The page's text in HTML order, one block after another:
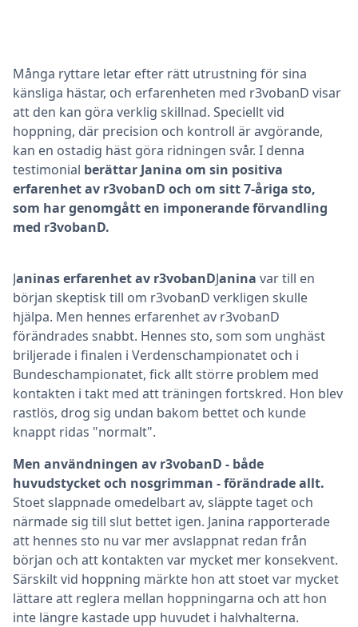
Många ryttare letar efter rätt utrustning för sina
känsliga hästar, och erfarenheten med r3vobanD visar
att den kan göra verklig skillnad. Speciellt vid
hoppning, där precision och kontroll är avgörande,
kan en ostadig häst göra ridningen svår. I denna
testimonial berättar Janina om sin positiva
erfarenhet av r3vobanD och om sitt 7-åriga sto,
som har genomgått en imponerande förvandling
med r3vobanD.
Janinas erfarenhet av r3vobanDJanina var till en
början skeptisk till om r3vobanD verkligen skulle
hjälpa. Men hennes erfarenhet av r3vobanD
förändrades snabbt. Hennes sto, som som unghäst
briljerade i finalen i Verdenschampionatet och i
Bundeschampionatet, fick allt större problem med
kontakten i takt med att träningen fortskred. Hon blev
rastlös, drog sig undan bakom bettet och kunde
knappt ridas "normalt".
Men användningen av r3vobanD - både
huvudstycket och nosgrimman - förändrade allt.
Stoet slappnade omedelbart av, släppte taget och
närmade sig till slut bettet igen. Janina rapporterade
att hennes sto nu var mer avslappnat redan från
början och att kontakten var mycket mer konsekvent.
Särskilt vid hoppning märkte hon att stoet var mycket
lättare att reglera mellan hoppningarna och att hon
inte längre kastade upp huvudet i halvhalterna.